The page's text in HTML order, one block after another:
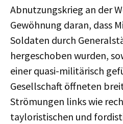
Abnutzungskrieg an der
Gewöhnung daran, dass
Soldaten durch
hergeschoben wurden,
einer quasi-militärisch
Gesellschaft öffneten
Strömungen links wie
tayloristischen und